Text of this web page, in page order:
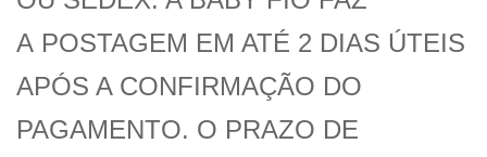
A POSTAGEM EM ATÉ 2 DIAS ÚTEIS
APÓS A CONFIRMAÇÃO DO
PAGAMENTO. O PRAZO DE